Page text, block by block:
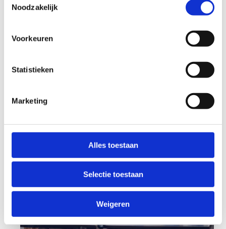
Noodzakelijk
Voorkeuren
Statistieken
Marketing
Alles toestaan
Selectie toestaan
Weigeren
nemen aan deze dynamische sport en samen te
Contacteer ons